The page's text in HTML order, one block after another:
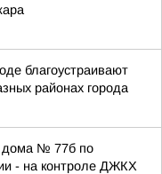
благоустраивают
районах города
дома № 77б по
- на контроле ДЖКХ